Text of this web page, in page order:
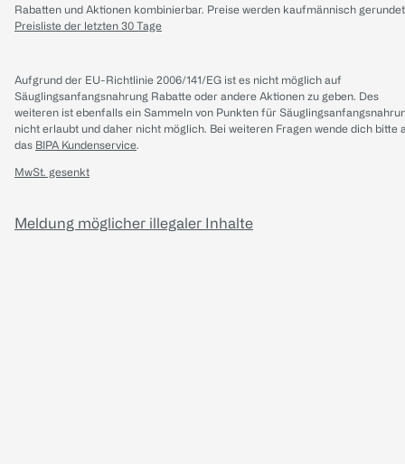
Rabatten und Aktionen kombinierbar. Preise werden kaufmännisch
Preisliste der letzten 30 Tage
Aufgrund der EU-Richtlinie 2006/141/EG ist es nicht möglich auf
Säuglingsanfangsnahrung Rabatte oder andere Aktionen zu geben. Des
weiteren ist ebenfalls ein Sammeln von Punkten für
nicht erlaubt und daher nicht möglich. Bei weiteren Fragen wende dich bitte
das BIPA Kundenservice.
MwSt. gesenkt
Meldung möglicher illegaler Inhalte